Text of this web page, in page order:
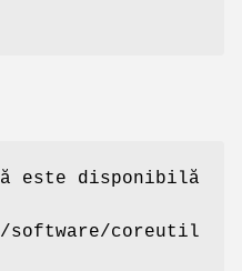
este disponibilă
software/coreutil